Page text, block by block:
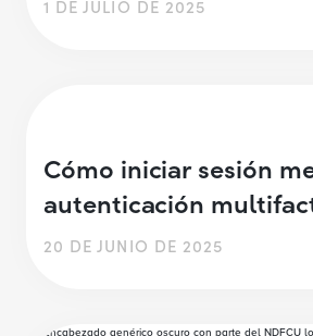
1 DE JULIO DE 2025
Cómo iniciar sesión
autenticación
20 DE JUNIO DE 2025